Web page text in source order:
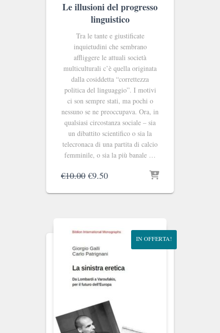
Le illusioni del progresso
linguistico
Tra le tante e giustificate
inquietudini che sembrano
affliggere le attuali società
multiculturali c’è quella originata
dalla cosiddetta “correttezza
politica del linguaggio”. I motivi
ci son sempre stati, ma pochi o
nessuno se ne preoccupava. Ora, in
qualsiasi circostanza sociale – sia
un dibattito scientifico o sia la
telecronaca di una partita di calcio
femminile, o sia la più banale …
€10.00 Il
originale
€9.50Il
attuale
IN OFFERTA!